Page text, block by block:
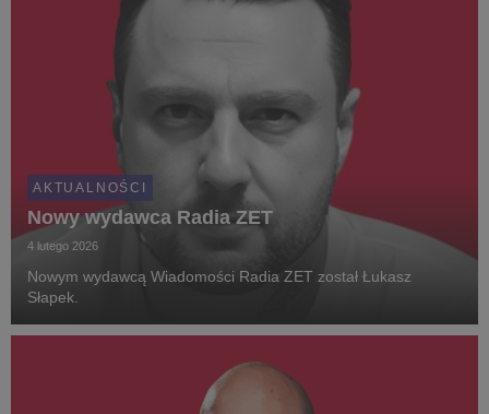
AKTUALNOŚCI
Nowy wydawca Radia ZET
4 lutego 2026
Nowym wydawcą Wiadomości Radia ZET został Łukasz
Słapek.